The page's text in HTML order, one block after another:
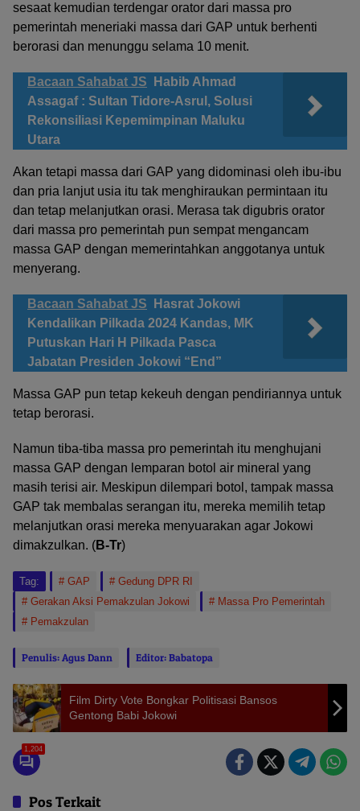
sesaat kemudian terdengar orator dari massa pro
pemerintah meneriaki massa dari GAP untuk berhenti
berorasi dan menunggu selama 10 menit.
Bacaan Sahabat JS
Habib Ahmad
Assagaf : Sultan Tidore-Asrul, Solusi
Rekonsiliasi Kepemimpinan Maluku
Utara
Akan tetapi massa dari GAP yang didominasi oleh ibu-ibu
dan pria lanjut usia itu tak menghiraukan permintaan itu
dan tetap melanjutkan orasi. Merasa tak digubris orator
dari massa pro pemerintah pun sempat mengancam
massa GAP dengan memerintahkan anggotanya untuk
menyerang.
Bacaan Sahabat JS
Hasrat Jokowi
Kendalikan Pilkada 2024 Kandas, MK
Putuskan Hari H Pilkada Pasca
Jabatan Presiden Jokowi “End”
Massa GAP pun tetap kekeuh dengan pendiriannya untuk
tetap berorasi.
Namun tiba-tiba massa pro pemerintah itu menghujani
massa GAP dengan lemparan botol air mineral yang
masih terisi air. Meskipun dilempari botol, tampak massa
GAP tak membalas serangan itu, mereka memilih tetap
melanjutkan orasi mereka menyuarakan agar Jokowi
dimakzulkan. (B-Tr)
Tag: GAP
Gedung DPR RI
Gerakan Aksi Pemakzulan Jokowi
Massa Pro Pemerintah
Pemakzulan
Penulis: Agus Dann Editor: Babatopa
Film Dirty Vote Bongkar Politisasi Bansos
Gentong Babi Jokowi
1,204
Pos Terkait